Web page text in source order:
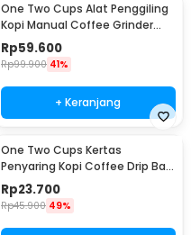
One Two Cups Alat Penggiling
Kopi Manual Coffee Grinder
Portable - WFCG9800
Rp59.600
Rp99.900 41%
+ Keranjang
One Two Cups Kertas
Penyaring Kopi Coffee Drip Bag
Paper Filter 50PCS - T111
Rp23.700
Rp45.900 49%